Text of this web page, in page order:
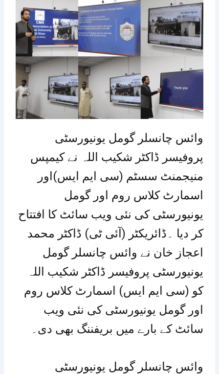
وائس چانسلر گومل یونیورسٹی
پروفیسر ڈاکٹر شکیب اللہ نے کیمپس
منیجمنٹ سسٹم (سی ایم ایس)اور
اسمارٹ کلاس روم اور گومل
یونیورسٹی کی نئی ویب سائٹ کا افتتاح
کر دیا ۔ڈائریکٹر (آئی ٹی) ڈاکٹر محمد
اعجاز خان نے وائس چانسلر گومل
یونیورسٹی پروفیسر ڈاکٹر شکیب اللہ
کو (سی ایم ایس) اسمارٹ کلاس روم
اور گومل یونیورسٹی کی نئی ویب
سائٹ کے بارے میں بریفننگ بھی دی۔
وائس چانسلر گومل یونیورسٹی